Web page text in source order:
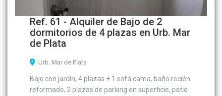
Ref. 61 - Alquiler de Bajo de 2
dormitorios de 4 plazas en Urb. Mar
de Plata
Urb. Mar de Plata
Bajo con jardín, 4 plazas + 1 sofá cama, baño recién
reformado, 2 plazas de parking en superficie, patio